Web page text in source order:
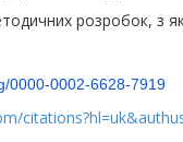
розробок, з
0000-0002-6628-7919